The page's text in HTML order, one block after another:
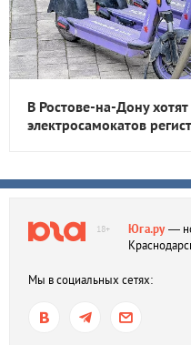
В Ростове-на-Дону
электросамокатов
18+ Юга.ру—
Мы в социальных сетях: